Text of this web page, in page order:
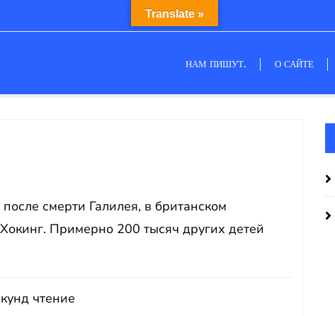
НАМ ПИШУТ. О САЙТЕ
смерти Галилея, в британском
Примерно 200 тысяч других детей
чтение
Translate »